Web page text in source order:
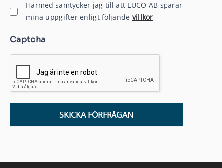
Härmed samtycker jag till att LUCO AB sparar
mina uppgifter enligt följande villkor
Captcha
SKICKA FÖRFRÅGAN